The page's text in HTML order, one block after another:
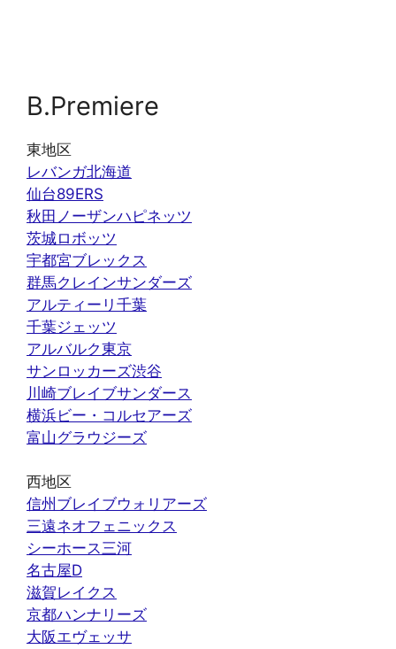
B.Premiere
東地区
レバンガ北海道
仙台89ERS
秋田ノーザンハピネッツ
茨城ロボッツ
宇都宮ブレックス
群馬クレインサンダーズ
アルティーリ千葉
千葉ジェッツ
アルバルク東京
サンロッカーズ渋谷
川崎ブレイブサンダース
横浜ビー・コルセアーズ
富山グラウジーズ
西地区
信州ブレイブウォリアーズ
三遠ネオフェニックス
シーホース三河
名古屋D
滋賀レイクス
京都ハンナリーズ
大阪エヴェッサ